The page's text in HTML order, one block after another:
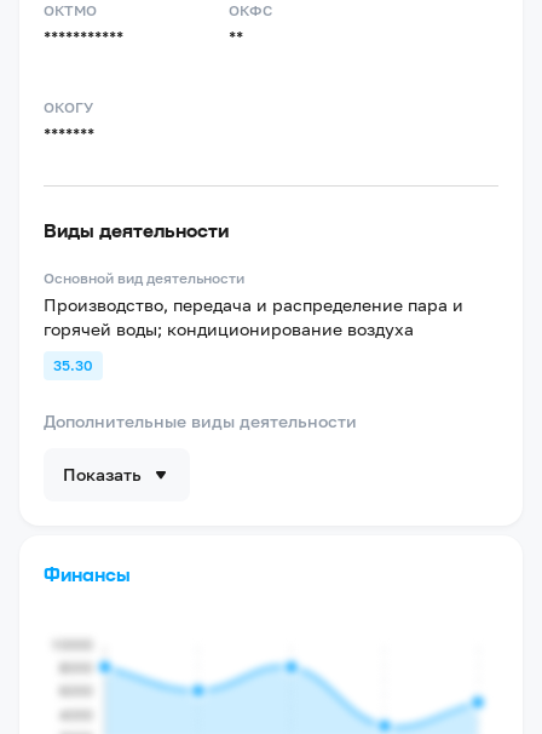
ОКТМО
***********
ОКФС
**
ОКОГУ
*******
Виды деятельности
Основной вид деятельности
Производство, передача и распределение пара и
горячей воды; кондиционирование воздуха
35.30
Дополнительные виды деятельности
Показать
Финансы